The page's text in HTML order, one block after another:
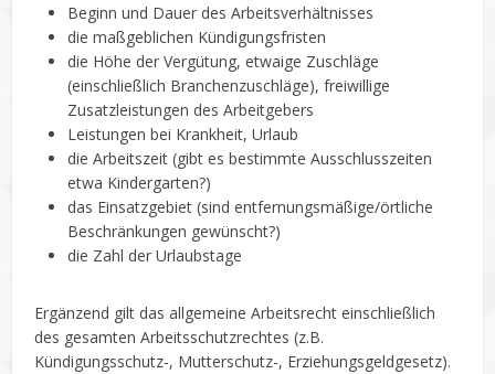
Beginn und Dauer des Arbeitsverhältnisses
die maßgeblichen Kündigungsfristen
die Höhe der Vergütung, etwaige Zuschläge
(einschließlich Branchenzuschläge), freiwillige
Zusatzleistungen des Arbeitgebers
Leistungen bei Krankheit, Urlaub
die Arbeitszeit (gibt es bestimmte Ausschlusszeiten
etwa Kindergarten?)
das Einsatzgebiet (sind entfernungsmäßige/örtliche
Beschränkungen gewünscht?)
die Zahl der Urlaubstage
Ergänzend gilt das allgemeine Arbeitsrecht einschließlich
des gesamten Arbeitsschutzrechtes (z.B.
Kündigungsschutz-, Mutterschutz-, Erziehungsgeldgesetz).